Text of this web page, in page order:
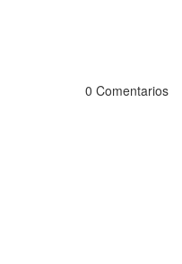
0 Comentarios